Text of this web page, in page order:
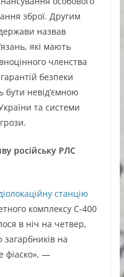
зброї. Другим
назвав
які мають
членства
безпеки
бути невід’ємною
та системи
російську РЛС
станцію
комплексу С-400
в ніч на четвер,
на
фіаско», —